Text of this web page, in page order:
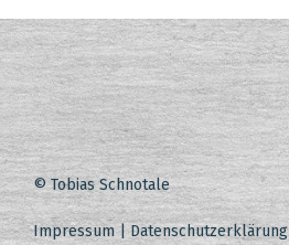
© Tobias Schnotale
Impressum|Datenschutzerklärung